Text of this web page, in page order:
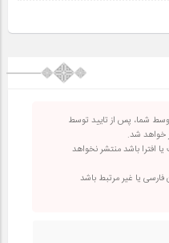
شما، پس از تایید توسط
خواهد شد.
افترا باشد منتشر نخواهد
فارسی یا غیر مرتبط باشد